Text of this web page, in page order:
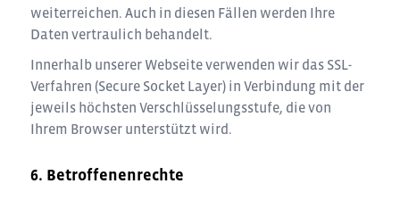
weiterreichen. Auch in diesen Fällen werden Ihre
Daten vertraulich behandelt.
Innerhalb unserer Webseite verwenden wir das SSL-
Verfahren (Secure Socket Layer) in Verbindung mit der
jeweils höchsten Verschlüsselungsstufe, die von
Ihrem Browser unterstützt wird.
Betroffenenrechte